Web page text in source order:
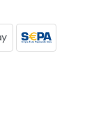
OVERENÁ KONTROLA
21/08/2025
d'un tiroir à
un peu de bruit.
a 1500W et 2